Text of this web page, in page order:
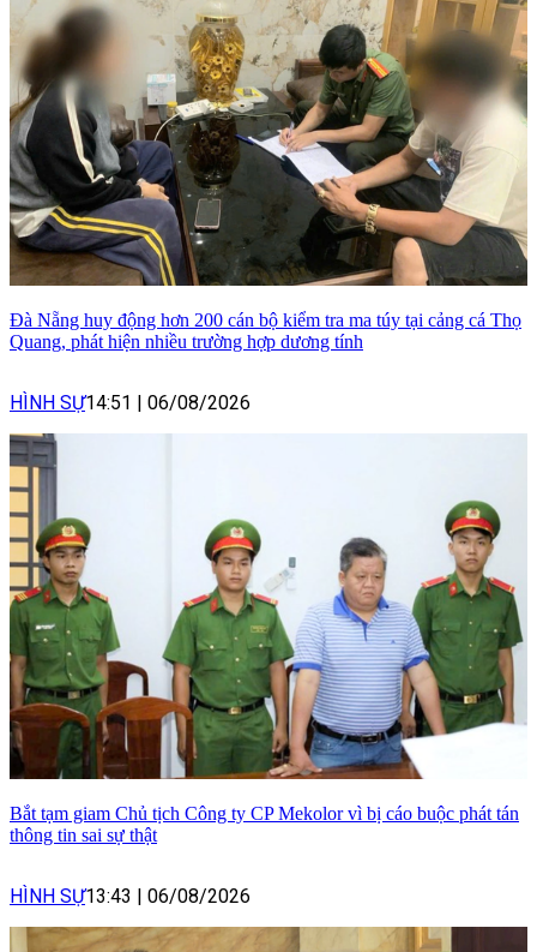
Đà Nẵng huy động hơn 200 cán bộ kiểm tra ma túy tại cảng cá Thọ
Quang, phát hiện nhiều trường hợp dương tính
HÌNH SỰ14:51 06/08/2026
Bắt tạm giam Chủ tịch Công ty CP Mekolor vì bị cáo buộc phát tán
thông tin sai sự thật
HÌNH SỰ13:43 06/08/2026